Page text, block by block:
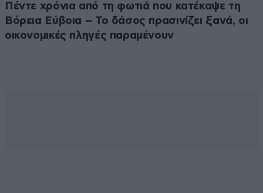
Πέντε χρόνια από τη φωτιά που κατέκαψε τη
Βόρεια Εύβοια – Το δάσος πρασινίζει ξανά, οι
οικονομικές πληγές παραμένουν